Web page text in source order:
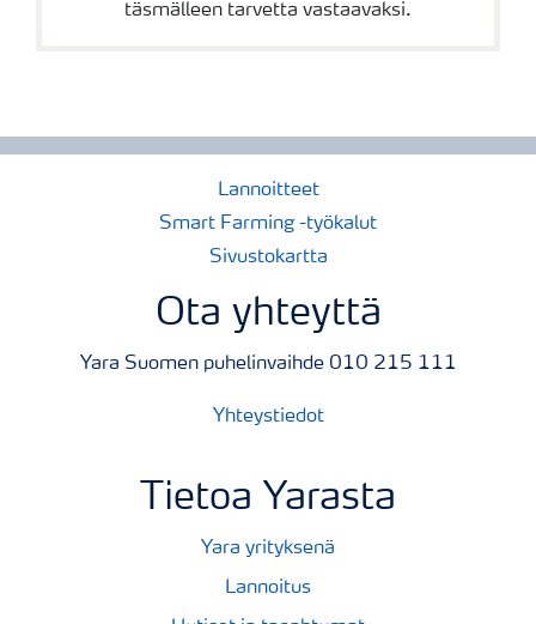
täsmälleen tarvetta vastaavaksi.
Lannoitteet
Smart Farming -työkalut
Sivustokartta
Ota yhteyttä
Yara Suomen puhelinvaihde 010 215 111
Yhteystiedot
Tietoa Yarasta
Yara yrityksenä
Lannoitus